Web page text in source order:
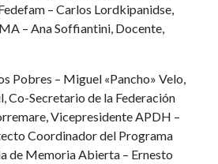
– Carlos Lordkipanidse,
– Ana Soffiantini, Docente,
Pobres – Miguel «Pancho» Velo,
Co-Secretario de la Federación
Vicepresidente APDH –
Coordinador del Programa
de Memoria Abierta – Ernesto